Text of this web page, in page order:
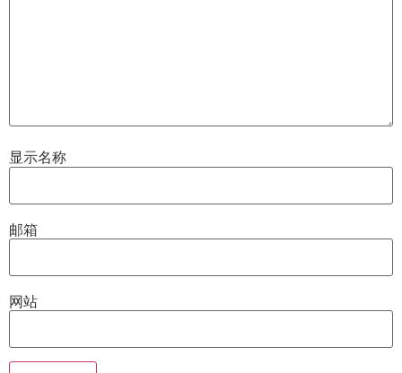
显示名称
邮箱
网站